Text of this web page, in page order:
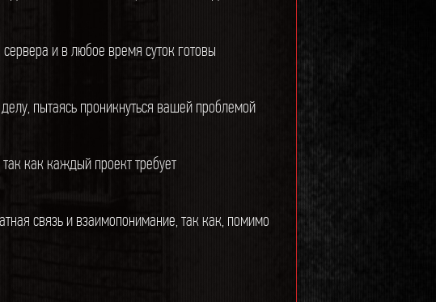
и в любое время суток готовы
пытаясь проникнуться вашей проблемой
как каждый проект требует
связь и взаимопонимание, так как, помимо